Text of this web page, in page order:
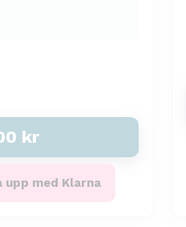
kr
upp med Klarna